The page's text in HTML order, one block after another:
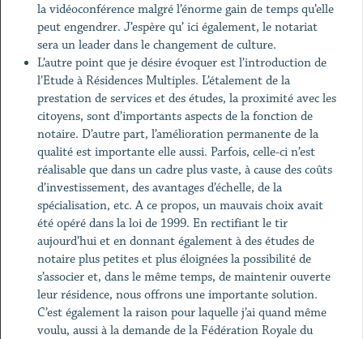
la vidéoconférence malgré l’énorme gain de temps qu’elle
peut engendrer. J’espère qu’ ici également, le notariat
sera un leader dans le changement de culture.
L’autre point que je désire évoquer est l’introduction de
l’Etude à Résidences Multiples. L’étalement de la
prestation de services et des études, la proximité avec les
citoyens, sont d’importants aspects de la fonction de
notaire. D’autre part, l’amélioration permanente de la
qualité est importante elle aussi. Parfois, celle-ci n’est
réalisable que dans un cadre plus vaste, à cause des coûts
d’investissement, des avantages d’échelle, de la
spécialisation, etc. A ce propos, un mauvais choix avait
été opéré dans la loi de 1999. En rectifiant le tir
aujourd’hui et en donnant également à des études de
notaire plus petites et plus éloignées la possibilité de
s’associer et, dans le même temps, de maintenir ouverte
leur résidence, nous offrons une importante solution.
C’est également la raison pour laquelle j’ai quand même
voulu, aussi à la demande de la Fédération Royale du